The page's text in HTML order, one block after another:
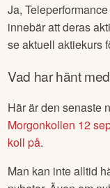
Ja,Teleperformance
innebär att deras
se aktuell aktiekurs
Vad har hänt med
Här är den senaste
Morgonkollen 12
koll på.
Man kan inte alltid